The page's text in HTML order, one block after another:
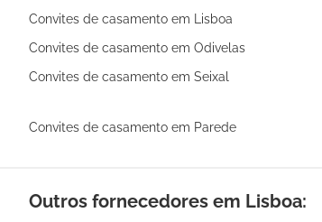
Convites de casamento em Lisboa
Convites de casamento em Odivelas
Convites de casamento em Seixal
Convites de casamento em Parede
Outros fornecedores em Lisboa: